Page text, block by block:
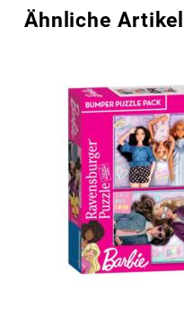
Ähnliche Artikel